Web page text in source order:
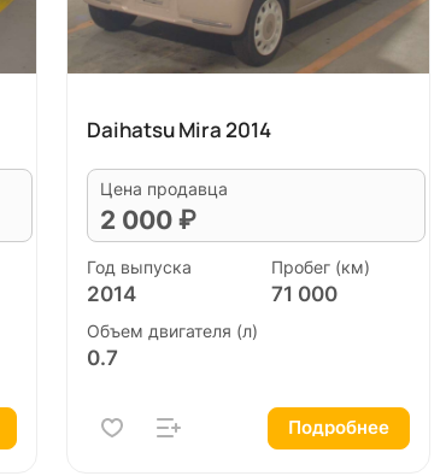
Daihatsu Mira 2014
Цена продавца
2 000 ₽
Год выпуска
2014
Пробег (км)
71 000
Объем двигателя (л)
0.7
Подробнее